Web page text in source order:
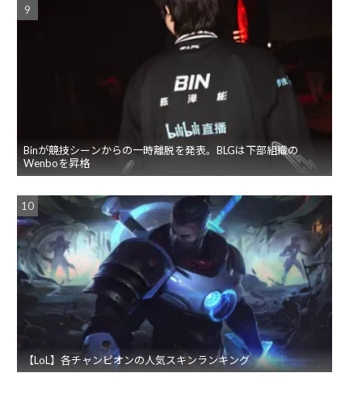
Binが競技シーンからの一時離脱を発表。BLGは下部組織の
Wenboを昇格
【LoL】各チャンピオンの人気スキンランキング